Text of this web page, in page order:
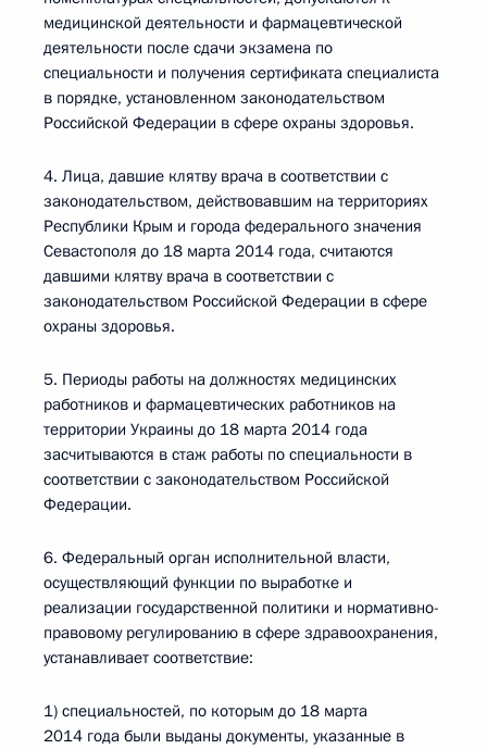
медицинской деятельности и фармацевтической
деятельности после сдачи экзамена по
специальности и получения сертификата специалиста
в порядке, установленном законодательством
Российской Федерации в сфере охраны здоровья.
4. Лица, давшие клятву врача в соответствии с
законодательством, действовавшим на территориях
Республики Крым и города федерального значения
Севастополя до 18 марта 2014 года, считаются
давшими клятву врача в соответствии с
законодательством Российской Федерации в сфере
охраны здоровья.
5. Периоды работы на должностях медицинских
работников и фармацевтических работников на
территории Украины до 18 марта 2014 года
засчитываются в стаж работы по специальности в
соответствии с законодательством Российской
Федерации.
6. Федеральный орган исполнительной власти,
осуществляющий функции по выработке и
реализации государственной политики и нормативно-
правовому регулированию в сфере здравоохранения,
устанавливает соответствие:
1) специальностей, по которым до 18 марта
2014 года были выданы документы, указанные в